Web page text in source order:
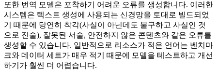
또한 번역 모델은 포착하기 어려운 오류를 생성합니다. 이러한
시스템은 텍스트 생성에 사용되는 신경망을 토대로 빌드되었
기 때문에 당연히 착각(사실이 아닌데도 불구하고 사실인 것
으로 진술), 잘못된 서술, 안전하지 않은 콘텐츠와 같은 오류를
생성할 수 있습니다. 일반적으로 리소스가 적은 언어는 벤치마
크와 데이터 세트가 매우 적기 때문에 모델을 테스트하고 개선
하기가 훨씬 더 어렵습니다.